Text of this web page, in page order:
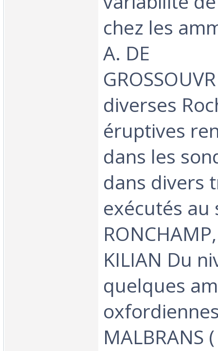
chez les
A. DE
diverses
éruptives
dans les
dans divers
exécutés au
KILIAN Du
quelques
MALBRANS